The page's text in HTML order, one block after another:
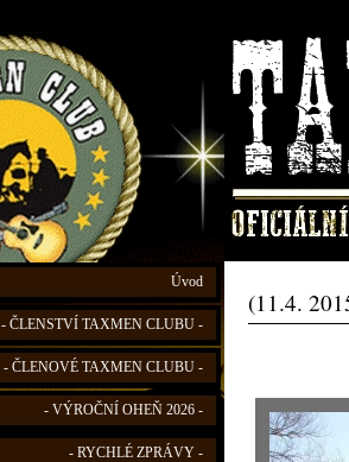
Úvod
- ČLENSTVÍ TAXMEN CLUBU -
- ČLENOVÉ TAXMEN CLUBU -
- VÝROČNÍ OHEŇ 2026 -
- RYCHLÉ ZPRÁVY -
(11.4.